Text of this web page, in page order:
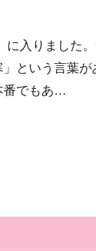
に入りました
という言葉が
番でもあ…